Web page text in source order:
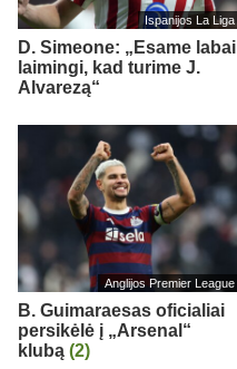
Ispanijos La Liga
D. Simeone: „Esame labai
laimingi, kad turime J.
Alvarezą“
Anglijos Premier League
B. Guimaraesas oficialiai
persikėlė į „Arsenal“
klubą (2)